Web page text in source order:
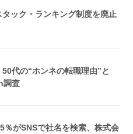
ック・ランキング制度を廃止
代の“ホンネの転職理由”と
調査
％がSNSで社名を検索、株式会